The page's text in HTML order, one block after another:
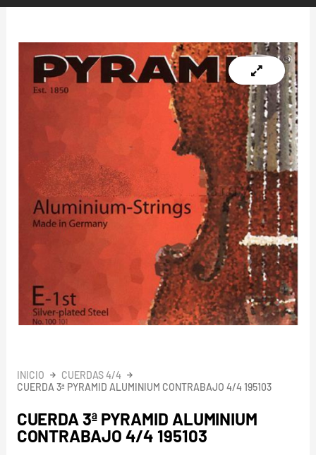
INICIO
CUERDAS 4/4
CUERDA 3ª PYRAMID ALUMINIUM CONTRABAJO 4/4 195103
CUERDA 3ª PYRAMID ALUMINIUM
CONTRABAJO 4/4 195103